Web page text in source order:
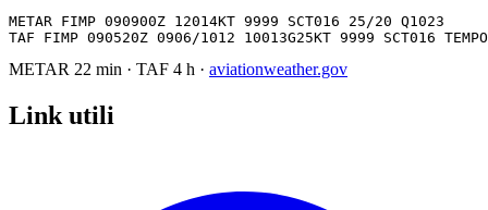
METAR FIMP 090900Z 12014KT 9999 SCT016 25/20 Q1023
TAF FIMP 090520Z 0906/1012 10013G25KT 9999 SCT016
METAR 22 min · TAF 4 h · aviationweather.gov
Link utili